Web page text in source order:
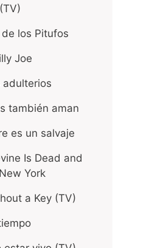
los Pitufos
Joe
adulterios
también aman
es un salvaje
Is Dead and
York
a Key (TV)